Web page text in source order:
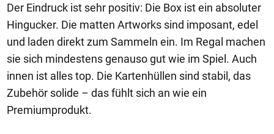
Der Eindruck ist sehr positiv: Die Box ist ein absoluter
Hingucker. Die matten Artworks sind imposant, edel
und laden direkt zum Sammeln ein. Im Regal machen
sie sich mindestens genauso gut wie im Spiel. Auch
innen ist alles top. Die Kartenhüllen sind stabil, das
Zubehör solide – das fühlt sich an wie ein
Premiumprodukt.